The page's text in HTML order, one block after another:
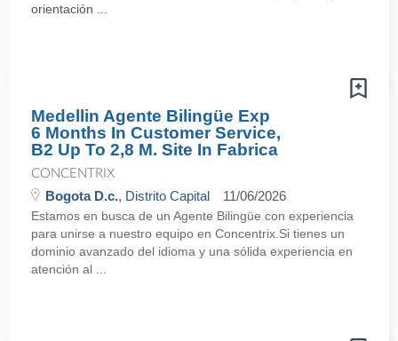
orientación ...
Medellin Agente Bilingüe Exp
6 Months In Customer Service,
B2 Up To 2,8 M. Site In Fabrica
CONCENTRIX
Bogota D.c., Distrito Capital 11/06/2026
Estamos en busca de un Agente Bilingüe con experiencia
para unirse a nuestro equipo en Concentrix.Si tienes un
dominio avanzado del idioma y una sólida experiencia en
atención al ...